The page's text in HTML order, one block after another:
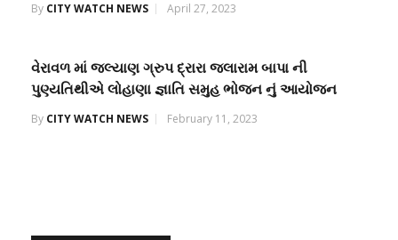
By CITY WATCH NEWS April 27, 2023
વેરાવળ માં જલ્યાણ ગ્રુપ દ્રારા જલારામ બાપા ની
પુણ્યતિથીએ લોહાણા જ્ઞાતિ સમુહ ભોજન નું આયોજન
By CITY WATCH NEWS February 11, 2023